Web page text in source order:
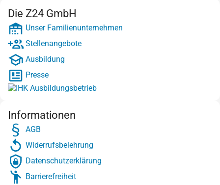
Die Z24 GmbH
Unser Familienunternehmen
Stellenangebote
Ausbildung
Presse
Informationen
AGB
Widerrufsbelehrung
Datenschutzerklärung
Barrierefreiheit